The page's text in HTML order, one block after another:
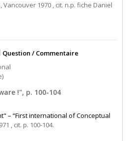
, Vancouver 1970 , cit. n.p. fiche Daniel
Question / Commentaire
!", p. 100-104
– “First international of Conceptual
, cit. p. 100-104.